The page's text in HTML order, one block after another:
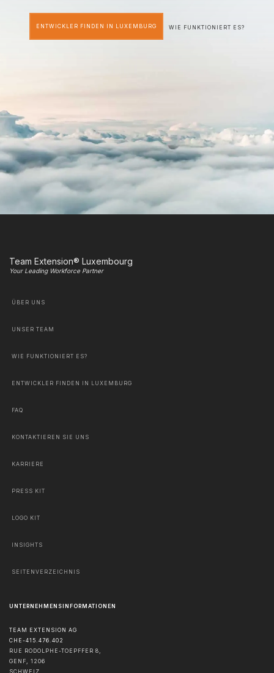
ENTWICKLER FINDEN IN LUXEMBURG WIE FUNKTIONIERT ES?
Team Extension® Luxembourg
Your Leading Workforce Partner
ÜBER UNS
UNSER TEAM
WIE FUNKTIONIERT ES?
ENTWICKLER FINDEN IN LUXEMBURG
FAQ
KONTAKTIEREN SIE UNS
KARRIERE
PRESS KIT
LOGO KIT
INSIGHTS
SEITENVERZEICHNIS
UNTERNEHMENSINFORMATIONEN
TEAM EXTENSION AG
CHE-415.476.402
RUE RODOLPHE-TOEPFFER 8,
GENF, 1206